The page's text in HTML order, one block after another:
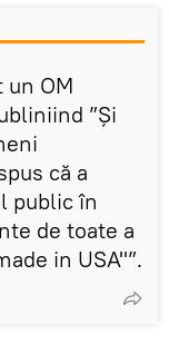
un OM
”Și
că a
public în
de toate a
in USA"”.